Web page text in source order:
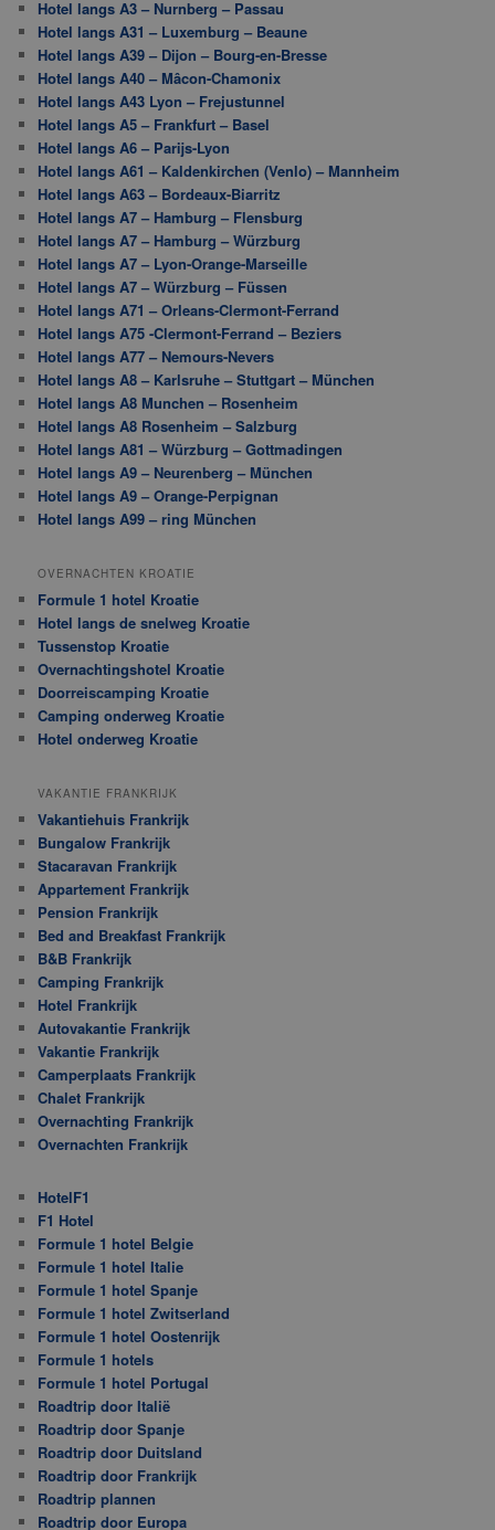
Hotel langs A3 – Nurnberg – Passau
Hotel langs A31 – Luxemburg – Beaune
Hotel langs A39 – Dijon – Bourg-en-Bresse
Hotel langs A40 – Mâcon-Chamonix
Hotel langs A43 Lyon – Frejustunnel
Hotel langs A5 – Frankfurt – Basel
Hotel langs A6 – Parijs-Lyon
Hotel langs A61 – Kaldenkirchen (Venlo) – Mannheim
Hotel langs A63 – Bordeaux-Biarritz
Hotel langs A7 – Hamburg – Flensburg
Hotel langs A7 – Hamburg – Würzburg
Hotel langs A7 – Lyon-Orange-Marseille
Hotel langs A7 – Würzburg – Füssen
Hotel langs A71 – Orleans-Clermont-Ferrand
Hotel langs A75 -Clermont-Ferrand – Beziers
Hotel langs A77 – Nemours-Nevers
Hotel langs A8 – Karlsruhe – Stuttgart – München
Hotel langs A8 Munchen – Rosenheim
Hotel langs A8 Rosenheim – Salzburg
Hotel langs A81 – Würzburg – Gottmadingen
Hotel langs A9 – Neurenberg – München
Hotel langs A9 – Orange-Perpignan
Hotel langs A99 – ring München
OVERNACHTEN KROATIE
Formule 1 hotel Kroatie
Hotel langs de snelweg Kroatie
Tussenstop Kroatie
Overnachtingshotel Kroatie
Doorreiscamping Kroatie
Camping onderweg Kroatie
Hotel onderweg Kroatie
VAKANTIE FRANKRIJK
Vakantiehuis Frankrijk
Bungalow Frankrijk
Stacaravan Frankrijk
Appartement Frankrijk
Pension Frankrijk
Bed and Breakfast Frankrijk
B&B Frankrijk
Camping Frankrijk
Hotel Frankrijk
Autovakantie Frankrijk
Vakantie Frankrijk
Camperplaats Frankrijk
Chalet Frankrijk
Overnachting Frankrijk
Overnachten Frankrijk
HotelF1
F1 Hotel
Formule 1 hotel Belgie
Formule 1 hotel Italie
Formule 1 hotel Spanje
Formule 1 hotel Zwitserland
Formule 1 hotel Oostenrijk
Formule 1 hotels
Formule 1 hotel Portugal
Roadtrip door Italië
Roadtrip door Spanje
Roadtrip door Duitsland
Roadtrip door Frankrijk
Roadtrip plannen
Roadtrip door Europa